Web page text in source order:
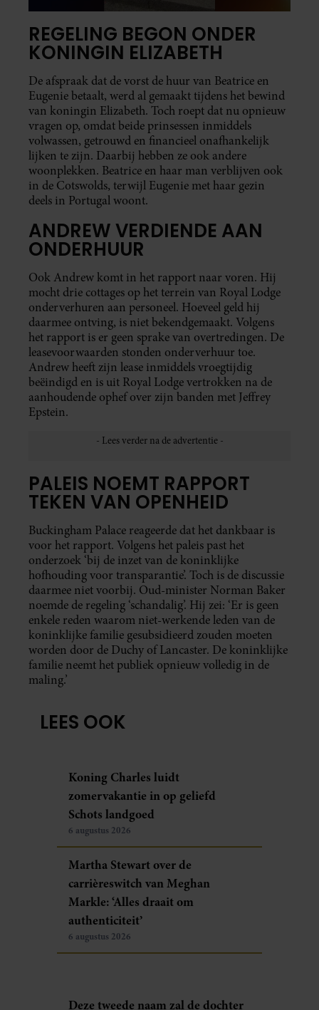
REGELING BEGON ONDER
KONINGIN ELIZABETH
De afspraak dat de vorst de huur van Beatrice en
Eugenie betaalt, werd al gemaakt tijdens het bewind
van koningin Elizabeth. Toch roept dat nu opnieuw
vragen op, omdat beide prinsessen inmiddels
volwassen, getrouwd en financieel onafhankelijk
lijken te zijn. Daarbij hebben ze ook andere
woonplekken. Beatrice en haar man verblijven ook
in de Cotswolds, terwijl Eugenie met haar gezin
deels in Portugal woont.
ANDREW VERDIENDE AAN
ONDERHUUR
Ook Andrew komt in het rapport naar voren. Hij
mocht drie cottages op het terrein van Royal Lodge
onderverhuren aan personeel. Hoeveel geld hij
daarmee ontving, is niet bekendgemaakt. Volgens
het rapport is er geen sprake van overtredingen. De
leasevoorwaarden stonden onderverhuur toe.
Andrew heeft zijn lease inmiddels vroegtijdig
beëindigd en is uit Royal Lodge vertrokken na de
aanhoudende ophef over zijn banden met Jeffrey
Epstein.
PALEIS NOEMT RAPPORT
TEKEN VAN OPENHEID
Buckingham Palace reageerde dat het dankbaar is
voor het rapport. Volgens het paleis past het
onderzoek ‘bij de inzet van de koninklijke
hofhouding voor transparantie’. Toch is de discussie
daarmee niet voorbij. Oud-minister Norman Baker
noemde de regeling ‘schandalig’. Hij zei: ‘Er is geen
enkele reden waarom niet-werkende leden van de
koninklijke familie gesubsidieerd zouden moeten
worden door de Duchy of Lancaster. De koninklijke
familie neemt het publiek opnieuw volledig in de
maling.’
LEES OOK
Koning Charles luidt
zomervakantie in op geliefd
Schots landgoed
6 augustus 2026
Martha Stewart over de
carrièreswitch van Meghan
Markle: ‘Alles draait om
authenticiteit’
6 augustus 2026
Deze tweede naam zal de dochter